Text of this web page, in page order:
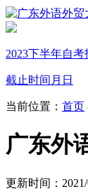
2023下半年自
截止时间 月 日
当前位置： 首页
广东外
更新时间：